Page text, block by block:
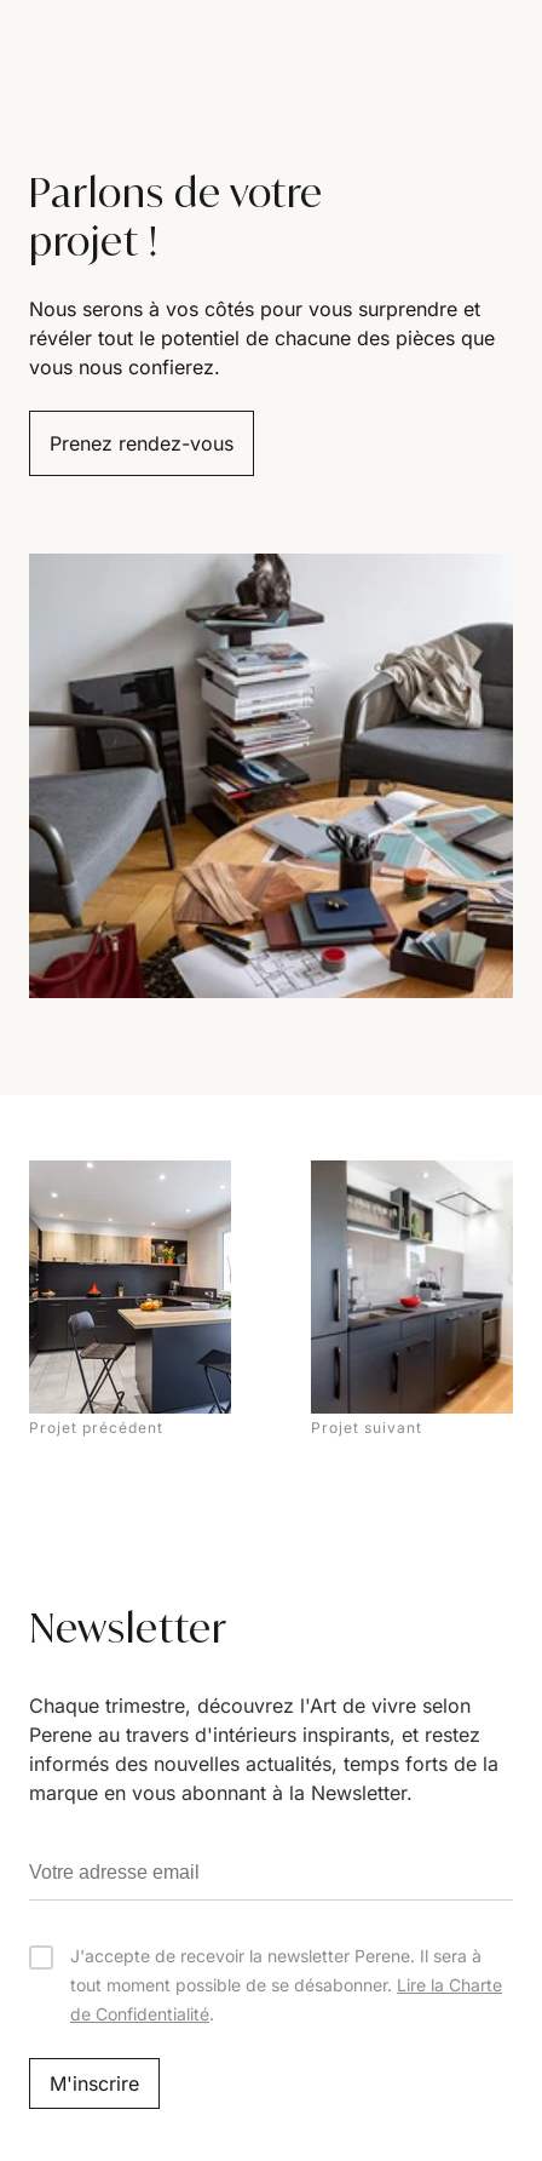
Parlons de votre
projet !
Nous serons à vos côtés pour vous surprendre et
révéler tout le potentiel de chacune des pièces que
vous nous confierez.
Prenez rendez-vous
Projet précédent Projet suivant
Newsletter
Chaque trimestre, découvrez l'Art de vivre selon
Perene au travers d'intérieurs inspirants, et restez
informés des nouvelles actualités, temps forts de la
marque en vous abonnant à la Newsletter.
J'accepte de recevoir la newsletter Perene. Il sera à
tout moment possible de se désabonner. Lire la Charte
de Confidentialité.
M'inscrire